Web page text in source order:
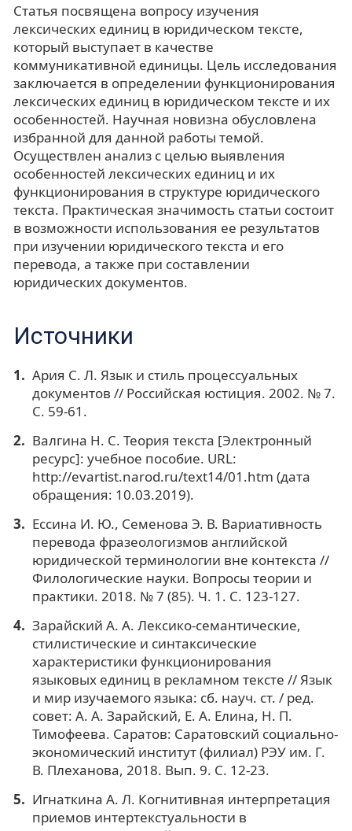
Статья посвящена вопросу изучения
лексических единиц в юридическом тексте,
который выступает в качестве
коммуникативной единицы. Цель исследования
заключается в определении функционирования
лексических единиц в юридическом тексте и их
особенностей. Научная новизна обусловлена
избранной для данной работы темой.
Осуществлен анализ с целью выявления
особенностей лексических единиц и их
функционирования в структуре юридического
текста. Практическая значимость статьи состоит
в возможности использования ее результатов
при изучении юридического текста и его
перевода, а также при составлении
юридических документов.
Источники
Ария С. Л. Язык и стиль процессуальных
документов // Российская юстиция. 2002. № 7.
С. 59-61.
Валгина Н. С. Теория текста [Электронный
ресурс]: учебное пособие. URL:
http://evartist.narod.ru/text14/01.htm (дата
обращения: 10.03.2019).
Ессина И. Ю., Семенова Э. В. Вариативность
перевода фразеологизмов английской
юридической терминологии вне контекста //
Филологические науки. Вопросы теории и
практики. 2018. № 7 (85). Ч. 1. С. 123-127.
Зарайский А. А. Лексико-семантические,
стилистические и синтаксические
характеристики функционирования
языковых единиц в рекламном тексте // Язык
и мир изучаемого языка: сб. науч. ст. / ред.
совет: А. А. Зарайский, Е. А. Елина, Н. П.
Тимофеева. Саратов: Саратовский социально-
экономический институт (филиал) РЭУ им. Г.
В. Плеханова, 2018. Вып. 9. С. 12-23.
Игнаткина А. Л. Когнитивная интерпретация
приемов интертекстуальности в